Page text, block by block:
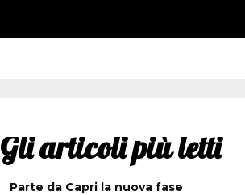
Gli articoli più letti
Parte da Capri la nuova fase